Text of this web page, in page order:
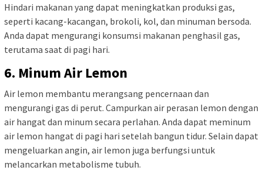
Hindari makanan yang dapat meningkatkan produksi gas,
seperti kacang-kacangan, brokoli, kol, dan minuman bersoda.
Anda dapat mengurangi konsumsi makanan penghasil gas,
terutama saat di pagi hari.
6. Minum Air Lemon
Air lemon membantu merangsang pencernaan dan
mengurangi gas di perut. Campurkan air perasan lemon dengan
air hangat dan minum secara perlahan. Anda dapat meminum
air lemon hangat di pagi hari setelah bangun tidur. Selain dapat
mengeluarkan angin, air lemon juga berfungsi untuk
melancarkan metabolisme tubuh.